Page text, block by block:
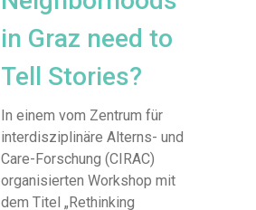
in Graz need to
Tell Stories?
In einem vom Zentrum für
interdisziplinäre Alterns- und
Care-Forschung (CIRAC)
organisierten Workshop mit
dem Titel „Rethinking